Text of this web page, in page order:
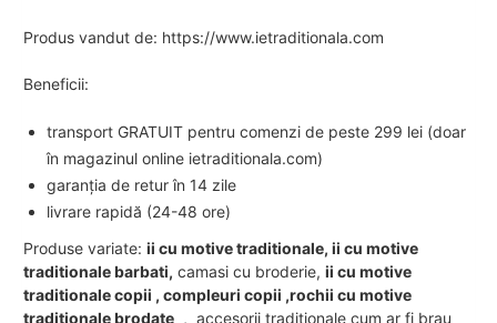
Produs vandut de: https://www.ietraditionala.com
Beneficii:
transport GRATUIT pentru comenzi de peste 299 lei (doar
în magazinul online ietraditionala.com)
garanția de retur în 14 zile
livrare rapidă (24-48 ore)
Produse variate: ii cu motive traditionale, ii cu motive
traditionale barbati, camasi cu broderie, ii cu motive
traditionale copii , compleuri copii ,rochii cu motive
traditionale brodate , accesorii traditionale cum ar fi brau